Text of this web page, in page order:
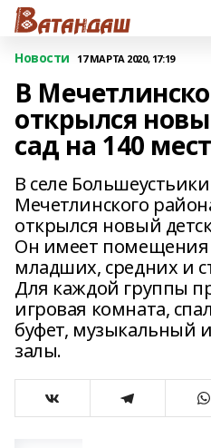
Новости 17 МАРТА 2020, 17:19
В
открылся
сад на 140 мест
В селе
Мечетлинского
открылся новый
Он имеет помещения
младших, средних и
Для каждой группы
игровая комната,
буфет, музыкальный
залы.